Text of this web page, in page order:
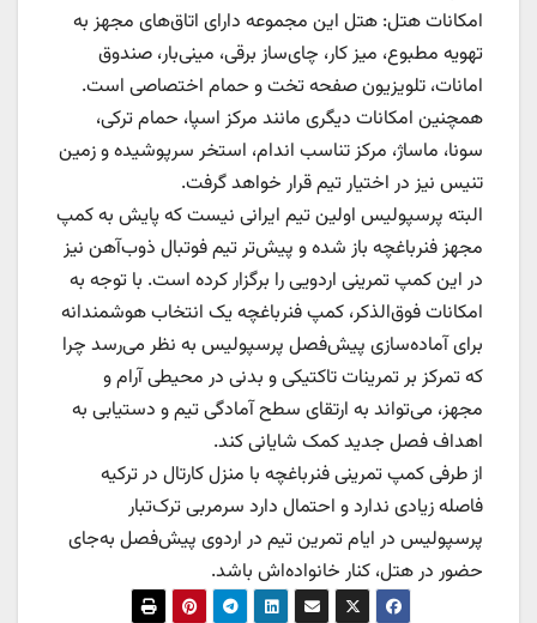
امکانات هتل: هتل این مجموعه دارای اتاق‌های مجهز به
تهویه مطبوع، میز کار، چای‌ساز برقی، مینی‌بار، صندوق
امانات، تلویزیون صفحه تخت و حمام اختصاصی است.
همچنین امکانات دیگری مانند مرکز اسپا، حمام ترکی،
سونا، ماساژ، مرکز تناسب اندام، استخر سرپوشیده و زمین
تنیس نیز در اختیار تیم قرار خواهد گرفت.
البته پرسپولیس اولین تیم ایرانی نیست که پایش به کمپ
مجهز فنرباغچه باز شده و پیش‌تر تیم فوتبال ذوب‌آهن نیز
در این کمپ تمرینی اردویی را برگزار کرده است. با توجه به
امکانات فوق‌الذکر، کمپ فنرباغچه یک انتخاب هوشمندانه
برای آماده‌سازی پیش‌فصل پرسپولیس به نظر می‌رسد چرا
که تمرکز بر تمرینات تاکتیکی و بدنی در محیطی آرام و
مجهز، می‌تواند به ارتقای سطح آمادگی تیم و دستیابی به
اهداف فصل جدید کمک شایانی کند.
از طرفی کمپ تمرینی فنرباغچه با منزل کارتال در ترکیه
فاصله زیادی ندارد و احتمال دارد سرمربی ترک‌تبار
پرسپولیس در ایام تمرین تیم در اردوی پیش‌فصل به‌جای
حضور در هتل، کنار خانواده‌اش باشد.